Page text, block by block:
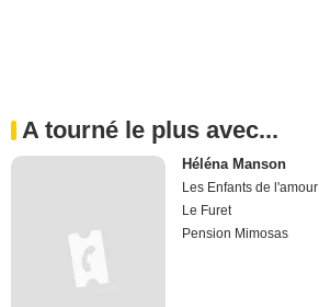
A tourné le plus avec...
Héléna Manson
Les Enfants de l'amour
Le Furet
Pension Mimosas